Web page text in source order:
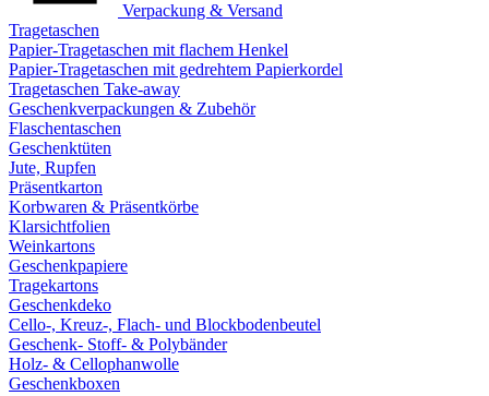
Verpackung & Versand
Tragetaschen
Papier-Tragetaschen mit flachem Henkel
Papier-Tragetaschen mit gedrehtem Papierkordel
Tragetaschen Take-away
Geschenkverpackungen & Zubehör
Flaschentaschen
Geschenktüten
Jute, Rupfen
Präsentkarton
Korbwaren & Präsentkörbe
Klarsichtfolien
Weinkartons
Geschenkpapiere
Tragekartons
Geschenkdeko
Cello-, Kreuz-, Flach- und Blockbodenbeutel
Geschenk- Stoff- & Polybänder
Holz- & Cellophanwolle
Geschenkboxen